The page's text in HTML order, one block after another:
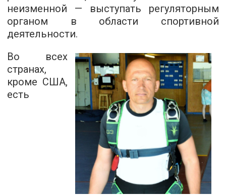
неизменной — выступать регуляторным
органом в области спортивной
деятельности.
Во всех
странах,
кроме США,
есть